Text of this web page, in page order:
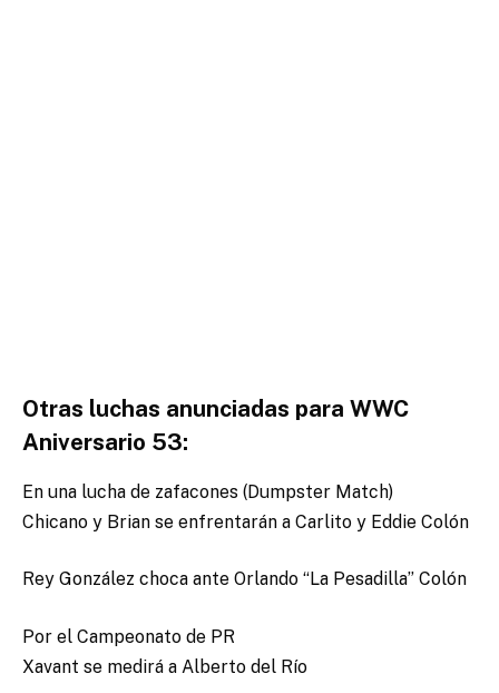
Otras luchas anunciadas para WWC
Aniversario 53:
En una lucha de zafacones (Dumpster Match)
Chicano y Brian se enfrentarán a Carlito y Eddie Colón
Rey González choca ante Orlando “La Pesadilla” Colón
Por el Campeonato de PR
Xavant se medirá a Alberto del Río